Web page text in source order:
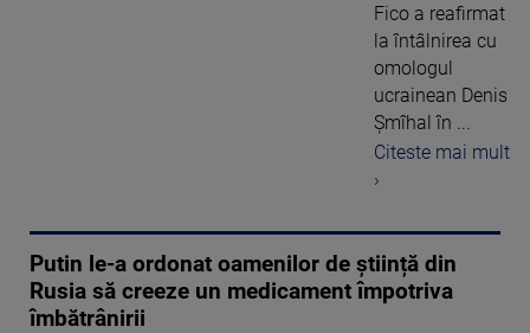
Fico a reafirmat
la întâlnirea cu
omologul
ucrainean Denis
Şmîhal în ...
Citeste mai mult
›
Putin le-a ordonat oamenilor de știință din
Rusia să creeze un medicament împotriva
îmbătrânirii